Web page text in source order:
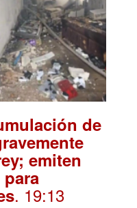
de
emiten
. 19:13